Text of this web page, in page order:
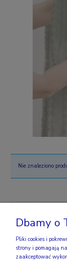
Nie znaleziono
Dbamy o
Pliki cookies i
strony i pomagają
zaakceptować